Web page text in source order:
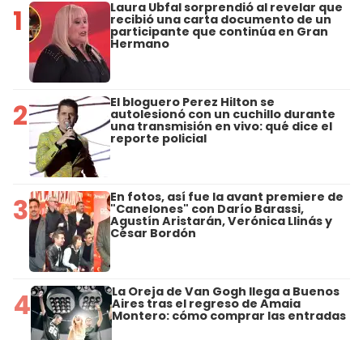
1 Laura Ubfal sorprendió al revelar que
recibió una carta documento de un
participante que continúa en Gran
Hermano
2 El bloguero Perez Hilton se
autolesionó con un cuchillo durante
una transmisión en vivo: qué dice el
reporte policial
3 En fotos, así fue la avant premiere de
"Canelones" con Darío Barassi,
Agustín Aristarán, Verónica Llinás y
César Bordón
4 La Oreja de Van Gogh llega a Buenos
Aires tras el regreso de Amaia
Montero: cómo comprar las entradas